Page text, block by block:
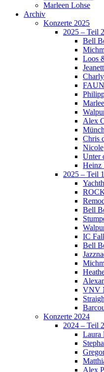
Marleen Lohse
Archiv
Konzerte 2025
2025 – Teil 2
Bell
Loos
FAUN
Alex
Chris
Nicole
Unter
Heinz
2025 – Teil 1
Bell
IC
Bell
VNV
Konzerte 2024
2024 – Teil 2
Laura
Alex